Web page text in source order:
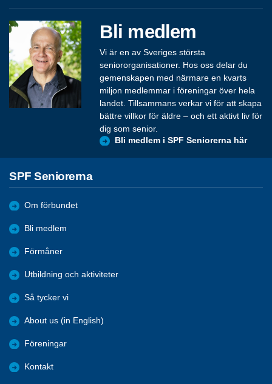
Bli medlem
Vi är en av Sveriges största
seniororganisationer. Hos oss delar du
gemenskapen med närmare en kvarts
miljon medlemmar i föreningar över hela
landet. Tillsammans verkar vi för att skapa
bättre villkor för äldre – och ett aktivt liv för
dig som senior.
Bli medlem i SPF Seniorerna här
SPF Seniorerna
Om förbundet
Bli medlem
Förmåner
Utbildning och aktiviteter
Så tycker vi
About us (in English)
Föreningar
Kontakt